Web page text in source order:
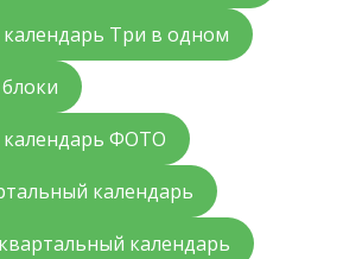
Три в одном
ФОТО
календарь
календарь